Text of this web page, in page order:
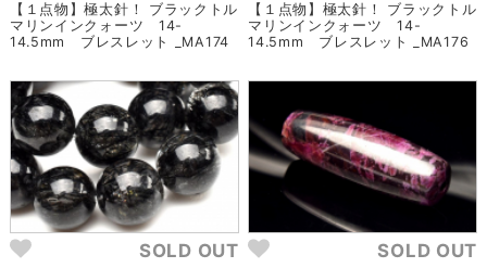
【１点物】極太針！ ブラックトル
マリンインクォーツ 14-
14.5mm ブレスレット _MA174
【１点物】極太針！ ブラックトル
マリンインクォーツ 14-
14.5mm ブレスレット _MA176
SOLD OUT SOLD OUT